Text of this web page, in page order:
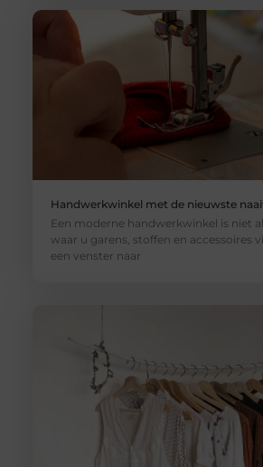
Handwerkwinkel met de nieuwste
Een moderne handwerkwinkel is niet
waar u garens, stoffen en accessoires
een venster naar